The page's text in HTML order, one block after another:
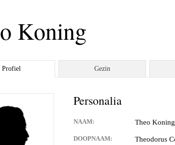
Koning
Profiel Gezin
Personalia
NAAM: Theo Koning
DOOPNAAM: Theodorus